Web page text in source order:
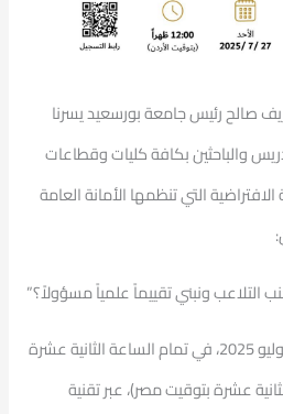
صالح رئيس جامعة بورسعيد يسرنا
والباحثين بكافة كليات وقطاعات
التي تنظمها الأمانة العامة
التلاعب ونبني تقييماً علمياً مسؤولاً؟”
وذلك يوم الأحد الموافق 27 يوليو 2025، في تمام الساعة الثانية عشرة
عشرة بتوقيت مصر)، عبر تقنية